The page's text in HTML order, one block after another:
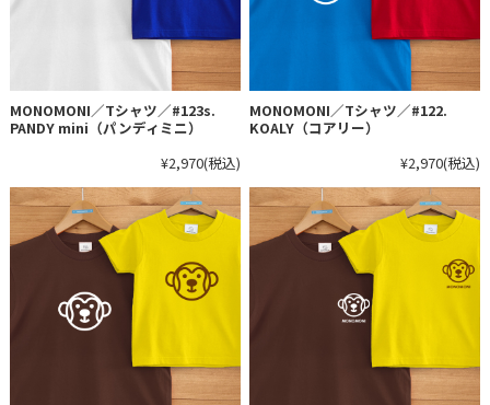
MONOMONI／Tシャツ／#123s.
PANDY mini（パンディミニ）
¥2,970(税込)
MONOMONI／Tシャツ／#122.
KOALY（コアリー）
¥2,970(税込)